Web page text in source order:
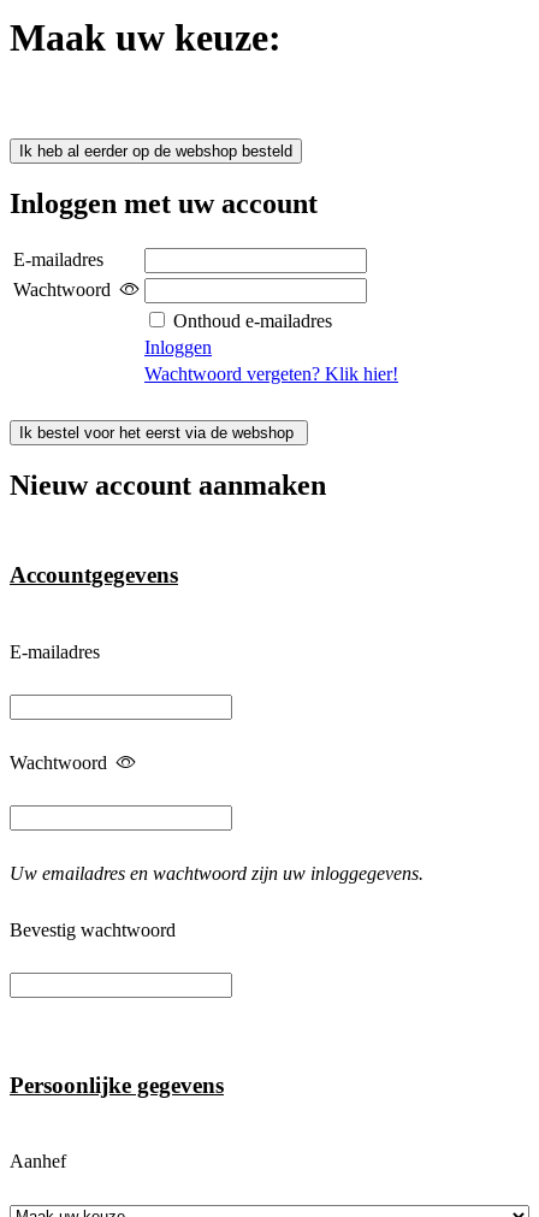
Maak uw keuze:
Ik heb al eerder op de webshop besteld
Inloggen met uw account
E-mailadres
Wachtwoord
Onthoud e-mailadres
Inloggen
Wachtwoord vergeten? Klik hier!
Ik bestel voor het eerst via de webshop
Nieuw account aanmaken
Accountgegevens
E-mailadres
Wachtwoord
Uw emailadres en wachtwoord zijn uw inloggegevens.
Bevestig wachtwoord
Persoonlijke gegevens
Aanhef